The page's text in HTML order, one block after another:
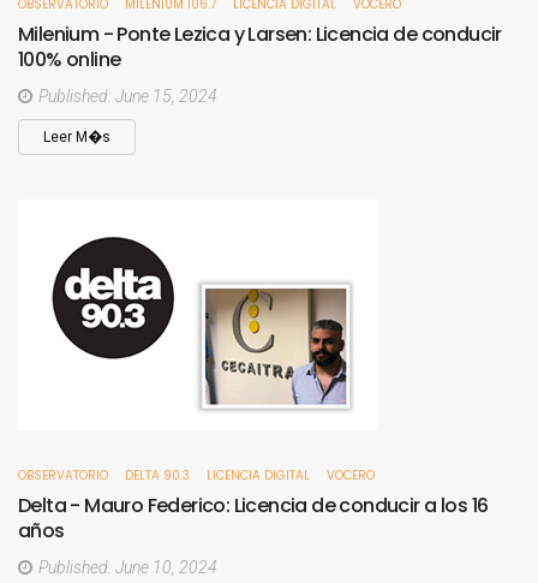
OBSERVATORIO MILENIUM 106.7 LICENCIA DIGITAL VOCERO
Milenium -PonteLezicayLarsen: Licencia de conducir
100% online
Published: June 15, 2024
Leer M�s
OBSERVATORIO DELTA 90.3 LICENCIA DIGITAL VOCERO
Delta- Mauro Federico: Licencia deconducira los16
años
Published: June 10, 2024